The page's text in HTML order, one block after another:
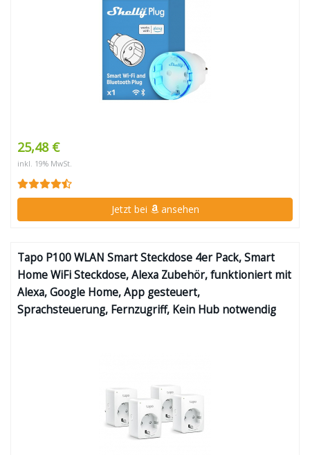
25,48 €
inkl. 19% MwSt.
Jetzt bei ansehen
Tapo P100 WLAN Smart Steckdose 4er Pack, Smart
Home WiFi Steckdose, Alexa Zubehör, funktioniert mit
Alexa, Google Home, App gesteuert,
Sprachsteuerung, Fernzugriff, Kein Hub notwendig